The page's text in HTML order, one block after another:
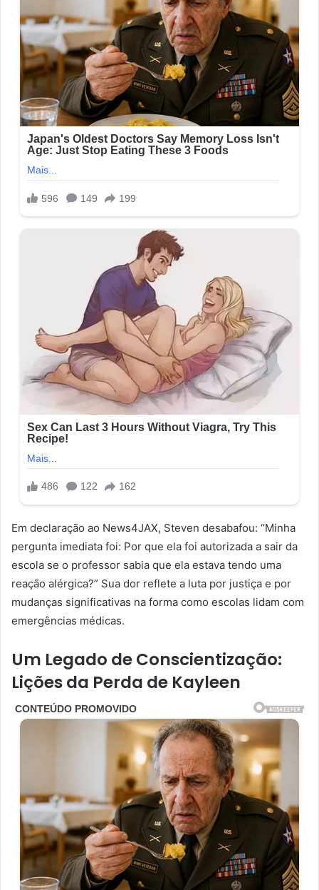
Em declaração ao News4JAX, Steven desabafou: “Minha
pergunta imediata foi: Por que ela foi autorizada a sair da
escola se o professor sabia que ela estava tendo uma
reação alérgica?” Sua dor reflete a luta por justiça e por
mudanças significativas na forma como escolas lidam com
emergências médicas.
Um Legado de Conscientização:
Lições da Perda de Kayleen